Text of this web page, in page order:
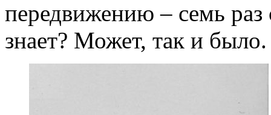
передвижению – семь раз
знает? Может, так и было.